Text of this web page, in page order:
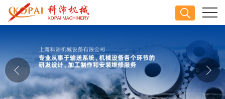
公司介绍
公司动态